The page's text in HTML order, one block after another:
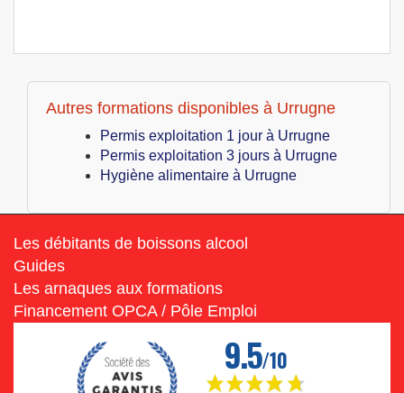
Autres formations disponibles à Urrugne
Permis exploitation 1 jour à Urrugne
Permis exploitation 3 jours à Urrugne
Hygiène alimentaire à Urrugne
Les débitants de boissons alcool
Guides
Les arnaques aux formations
Financement OPCA / Pôle Emploi